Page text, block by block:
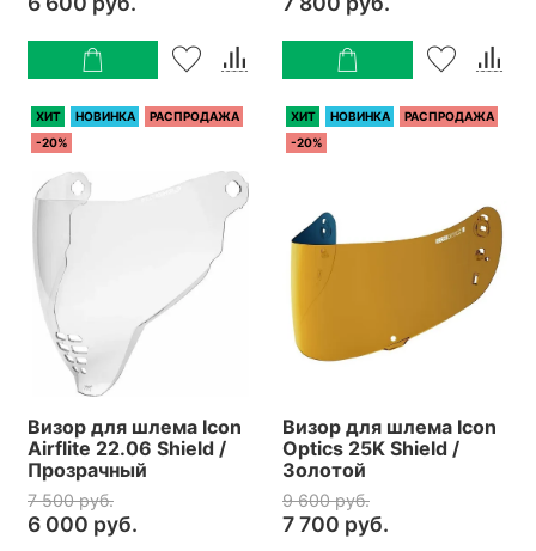
ХИТ НОВИНКА
РАСПРОДАЖА
-20%
Визор для шлема Icon
Airflite 22.06 Shield /
Прозрачный
7 500 руб.
6 000 руб.
ХИТ НОВИНКА
РАСПРОДАЖА
-20%
Визор для шлема Icon
Optics 25K Shield /
Золотой
9 600 руб.
7 700 руб.